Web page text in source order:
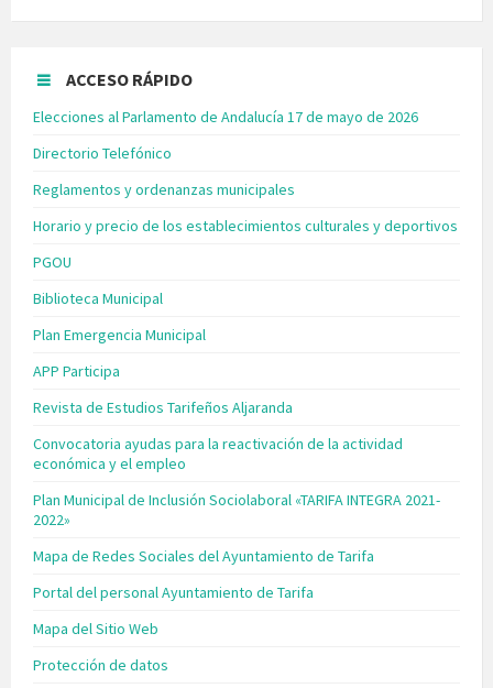
ACCESO RÁPIDO
Elecciones al Parlamento de Andalucía 17 de mayo de 2026
Directorio Telefónico
Reglamentos y ordenanzas municipales
Horario y precio de los establecimientos culturales y deportivos
PGOU
Biblioteca Municipal
Plan Emergencia Municipal
APP Participa
Revista de Estudios Tarifeños Aljaranda
Convocatoria ayudas para la reactivación de la actividad
económica y el empleo
Plan Municipal de Inclusión Sociolaboral «TARIFA INTEGRA 2021-
2022»
Mapa de Redes Sociales del Ayuntamiento de Tarifa
Portal del personal Ayuntamiento de Tarifa
Mapa del Sitio Web
Protección de datos